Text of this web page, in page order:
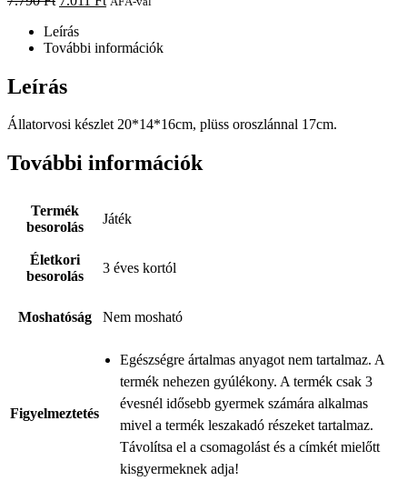
Leírás
További információk
Leírás
Állatorvosi készlet 20*14*16cm, plüss oroszlánnal 17cm.
További információk
Termék
besorolás
Játék
Életkori
besorolás
3 éves kortól
Moshatóság Nem mosható
Figyelmeztetés
Egészségre ártalmas anyagot nem tartalmaz. A
termék nehezen gyúlékony. A termék csak 3
évesnél idősebb gyermek számára alkalmas
mivel a termék leszakadó részeket tartalmaz.
Távolítsa el a csomagolást és a címkét mielőtt
kisgyermeknek adja!